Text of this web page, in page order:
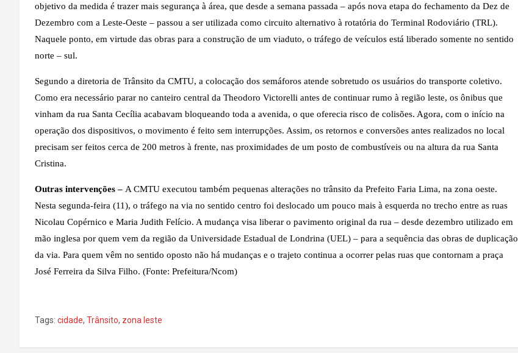
objetivo da medida é trazer mais segurança à área, que desde a semana passada – após nova etapa do fechamento da Dez de
Dezembro com a Leste-Oeste – passou a ser utilizada como circuito alternativo à rotatória do Terminal Rodoviário (TRL).
Naquele ponto, em virtude das obras para a construção de um viaduto, o tráfego de veículos está liberado somente no sentido
norte – sul.
Segundo a diretoria de Trânsito da CMTU, a colocação dos semáforos atende sobretudo os usuários do transporte coletivo.
Como era necessário parar no canteiro central da Theodoro Victorelli antes de continuar rumo à região leste, os ônibus que
vinham da rua Santa Cecília acabavam bloqueando toda a avenida, o que oferecia risco de colisões. Agora, com o início na
operação dos dispositivos, o movimento é feito sem interrupções. Assim, os retornos e conversões antes realizados no local
precisam ser feitos cerca de 200 metros à frente, nas proximidades de um posto de combustíveis ou na altura da rua Santa
Cristina.
Outras intervenções – A CMTU executou também pequenas alterações no trânsito da Prefeito Faria Lima, na zona oeste.
Nesta segunda-feira (11), o tráfego na via no sentido centro foi deslocado um pouco mais à esquerda no trecho entre as ruas
Nicolau Copérnico e Maria Judith Felício. A mudança visa liberar o pavimento original da rua – desde dezembro utilizado em
mão inglesa por quem vem da região da Universidade Estadual de Londrina (UEL) – para a sequência das obras de duplicação
da via. Para quem vêm no sentido oposto não há mudanças e o trajeto continua a ocorrer pelas ruas que contornam a praça
José Ferreira da Silva Filho. (Fonte: Prefeitura/Ncom)
Tags: cidade, Trânsito, zona leste